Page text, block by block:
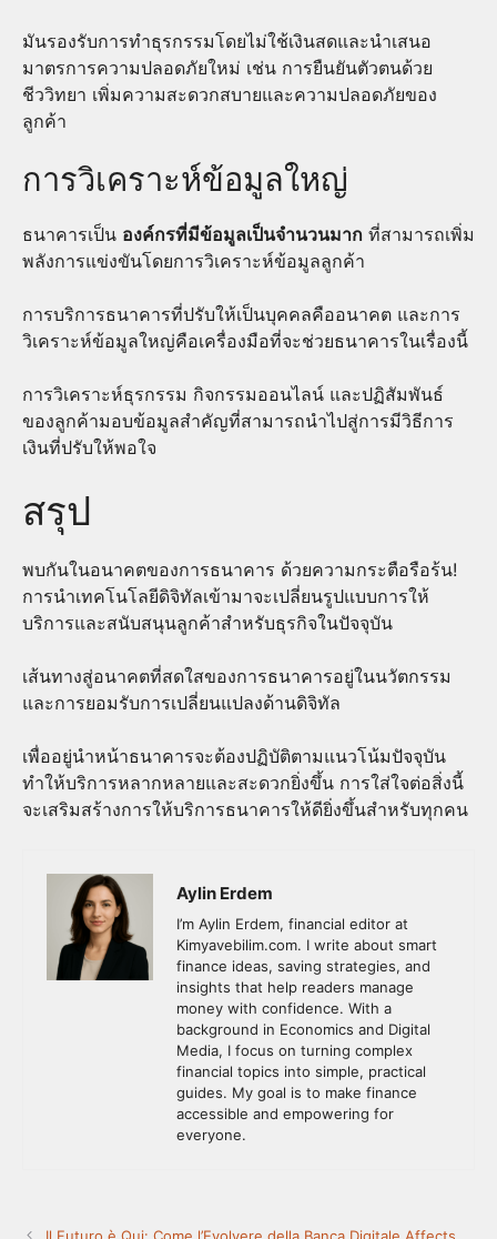
มันรองรับการทำธุรกรรมโดยไม่ใช้เงินสดและนำเสนอ
มาตรการความปลอดภัยใหม่ เช่น การยืนยันตัวตนด้วย
ชีววิทยา เพิ่มความสะดวกสบายและความปลอดภัยของ
ลูกค้า
การวิเคราะห์ข้อมูลใหญ่
ธนาคารเป็น องค์กรที่มีข้อมูลเป็นจำนวนมาก ที่สามารถเพิ่ม
พลังการแข่งขันโดยการวิเคราะห์ข้อมูลลูกค้า
การบริการธนาคารที่ปรับให้เป็นบุคคลคืออนาคต และการ
วิเคราะห์ข้อมูลใหญ่คือเครื่องมือที่จะช่วยธนาคารในเรื่องนี้
การวิเคราะห์ธุรกรรม กิจกรรมออนไลน์ และปฏิสัมพันธ์
ของลูกค้ามอบข้อมูลสำคัญที่สามารถนำไปสู่การมีวิธีการ
เงินที่ปรับให้พอใจ
สรุป
พบกันในอนาคตของการธนาคาร ด้วยความกระตือรือร้น!
การนำเทคโนโลยีดิจิทัลเข้ามาจะเปลี่ยนรูปแบบการให้
บริการและสนับสนุนลูกค้าสำหรับธุรกิจในปัจจุบัน
เส้นทางสู่อนาคตที่สดใสของการธนาคารอยู่ในนวัตกรรม
และการยอมรับการเปลี่ยนแปลงด้านดิจิทัล
เพื่ออยู่นำหน้าธนาคารจะต้องปฏิบัติตามแนวโน้มปัจจุบัน
ทำให้บริการหลากหลายและสะดวกยิ่งขึ้น การใส่ใจต่อสิ่งนี้
จะเสริมสร้างการให้บริการธนาคารให้ดียิ่งขึ้นสำหรับทุกคน
Aylin Erdem
I’m Aylin Erdem, financial editor at
Kimyavebilim.com. I write about smart
finance ideas, saving strategies, and
insights that help readers manage
money with confidence. With a
background in Economics and Digital
Media, I focus on turning complex
financial topics into simple, practical
guides. My goal is to make finance
accessible and empowering for
everyone.
Il Futuro è Qui: Come l’Evolvere della Banca Digitale Affects